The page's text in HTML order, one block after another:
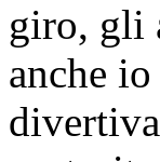
giro, gli
anche